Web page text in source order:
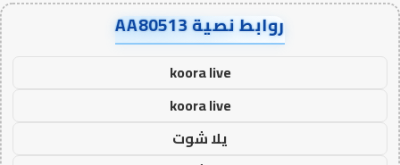
روابط نصية AA80513
koora live
koora live
يلا شوت